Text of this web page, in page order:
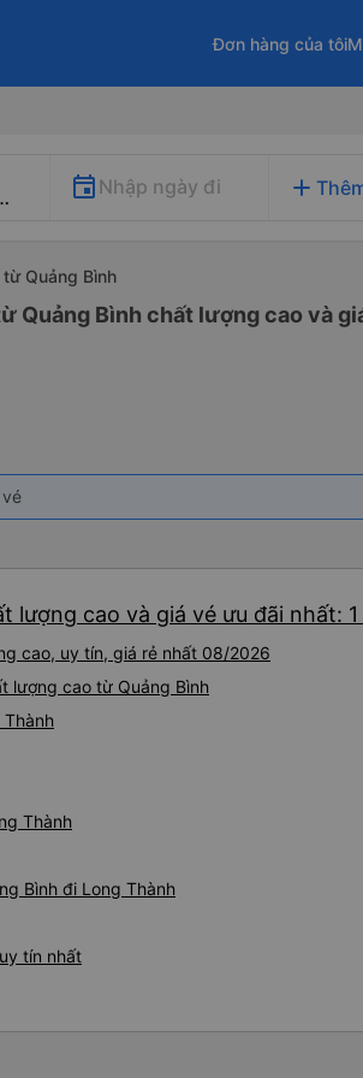
Đơn hàng của tôi
Nhập ngày đi add
Quảng Bình
Quảng Bình chất lượng cao và
cao và giá vé ưu đãi nhất: 1
cao, uy tín, giá rẻ nhất 08/2026
lượng cao từ Quảng Bình
Thành
Bình đi Long Thành
tín nhất